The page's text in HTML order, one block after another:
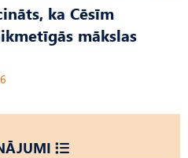
ka Cēsīm
mākslas